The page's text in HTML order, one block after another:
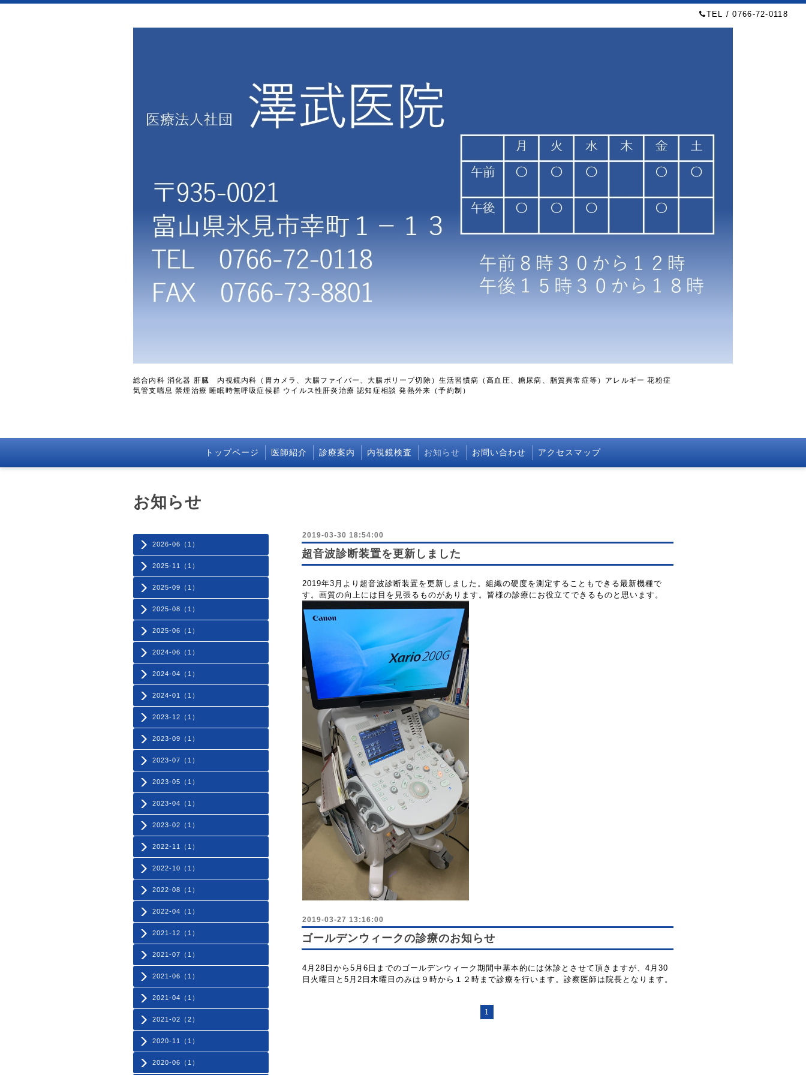
TEL / 0766-72-0118
総合内科 消化器 肝臓 内視鏡内科（胃カメラ、大腸ファイバー、大腸ポリープ切除）生活習慣病（高血圧、糖尿病、脂質異常症等）アレルギー 花粉症
気管支喘息 禁煙治療 睡眠時無呼吸症候群 ウイルス性肝炎治療 認知症相談 発熱外来（予約制）
トップページ 医師紹介 診療案内 内視鏡検査 お知らせ お問い合わせ アクセスマップ
2026-06（1）
2025-11（1）
2025-09（1）
2025-08（1）
2025-06（1）
2024-06（1）
2024-04（1）
2024-01（1）
2023-12（1）
2023-09（1）
2023-07（1）
2023-05（1）
2023-04（1）
2023-02（1）
2022-11（1）
2022-10（1）
2022-08（1）
2022-04（1）
2021-12（1）
2021-07（1）
2021-06（1）
2021-04（1）
2021-02（2）
2020-11（1）
2020-06（1）
お知らせ
2019-03-30 18:54:00
超音波診断装置を更新しました
2019年3月より超音波診断装置を更新しました。組織の硬度を測定することもできる最新機種で
す。画質の向上には目を見張るものがあります。皆様の診療にお役立てできるものと思います。
2019-03-27 13:16:00
ゴールデンウィークの診療のお知らせ
4月28日から5月6日までのゴールデンウィーク期間中基本的には休診とさせて頂きますが、4月30
日火曜日と5月2日木曜日のみは９時から１２時まで診療を行います。診察医師は院長となります。
1